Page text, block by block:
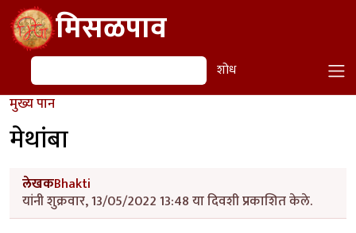
Skip to main contentमिसळपाव
शोध शोध
मुख्य पान
मेथांबा
लेखकBhakti
यांनी शुक्रवार, 13/05/2022 13:48 या दिवशी प्रकाशित केले.